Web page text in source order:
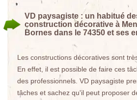
VD paysagiste : un habitué
construction décorative à
Bornes dans le 74350 et ses
Les constructions décoratives sont
En effet, il est possible de faire ces
des professionnels. VD paysagiste
tâches et sachez qu'il peut proposer